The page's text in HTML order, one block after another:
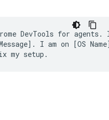
DevTools for
I am on [OS